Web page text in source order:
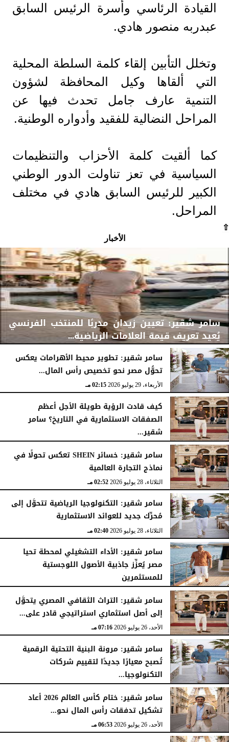
القيادة الرئاسي وأسرة الرئيس السابق
عبدربه منصور هادي.
وتخلل التأبين إلقاء كلمة السلطة المحلية
التي ألقاها وكيل المحافظة لشؤون
التنمية عارف جامل تحدث فيها عن
المراحل النضالية للفقيد وأدواره الوطنية.
كما ألقيت كلمة الأحزاب والتنظيمات
السياسية في تعز تناولت الدور الوطني
الكبير للرئيس السابق هادي في مختلف
المراحل.
⇧
الأخبار
سامر شقير: تعيين زيدان مدربًا للمنتخب الفرنسي
يُعيد تعريف قيمة العلامات الرياضية...
الأربعاء، 29 يوليو 2026 02:25 مـ
سامر شقير: تطوير محيط الأهرامات يعكس
تحوُّل مصر نحو تخصيص رأس المال...
الأربعاء، 29 يوليو 2026 02:15 مـ
كيف قادت الرؤية طويلة الأجل أعظم
الصفقات الاستثمارية في التاريخ؟ سامر
شقير...
الثلاثاء، 28 يوليو 2026 03:49 مـ
سامر شقير: خسائر SHEIN تعكس تحولًا في
نماذج التجارة العالمية
الثلاثاء، 28 يوليو 2026 02:52 مـ
سامر شقير: التكنولوجيا الرياضية تتحوَّل إلى
مُحرِّك جديد للعوائد الاستثمارية
الثلاثاء، 28 يوليو 2026 02:40 مـ
سامر شقير: الأداء التشغيلي لمحطة تحيا
مصر يُعزِّز جاذبية الأصول اللوجستية
للمستثمرين
الأحد، 26 يوليو 2026 07:27 مـ
سامر شقير: التراث الثقافي المصري يتحوَّل
إلى أصل استثماري استراتيجي قادر على...
الأحد، 26 يوليو 2026 07:16 مـ
سامر شقير: مرونة البنية التحتية الرقمية
تُصبح معيارًا جديدًا لتقييم شركات
التكنولوجيا...
الأحد، 26 يوليو 2026 07:03 مـ
سامر شقير: ختام كأس العالم 2026 أعاد
تشكيل تدفقات رأس المال نحو...
الأحد، 26 يوليو 2026 06:53 مـ